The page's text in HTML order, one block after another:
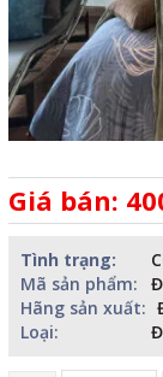
Giá bán:
Tình trạng:
Mã sản phẩm:
Hãng sản xuất:
Loại: